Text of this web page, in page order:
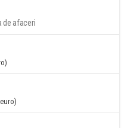
de afaceri